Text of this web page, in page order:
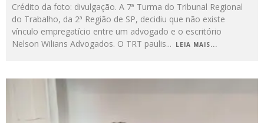
Crédito da foto: divulgação. A 7ª Turma do Tribunal Regional
do Trabalho, da 2ª Região de SP, decidiu que não existe
vínculo empregatício entre um advogado e o escritório
Nelson Wilians Advogados. O TRT paulis... LEIA MAIS...